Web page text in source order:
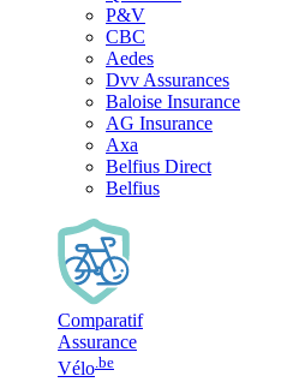
P&V
CBC
Aedes
Dvv Assurances
Baloise Insurance
AG Insurance
Axa
Belfius Direct
Belfius
Comparatif
Assurance
Vélo.be